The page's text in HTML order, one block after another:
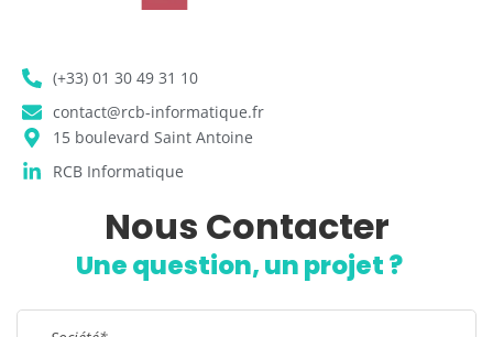
(+33) 01 30 49 31 10
contact@rcb-informatique.fr
15 boulevard Saint Antoine
RCB Informatique
Nous Contacter
Remplissez le formulaire !